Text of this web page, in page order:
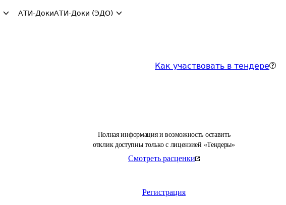
АТИ-ДокиАТИ-Доки (ЭДО)
Как участвовать в тендере
Полная информация и возможность оставить
отклик доступны только с лицензией «Тендеры»
Смотреть расценки
Регистрация